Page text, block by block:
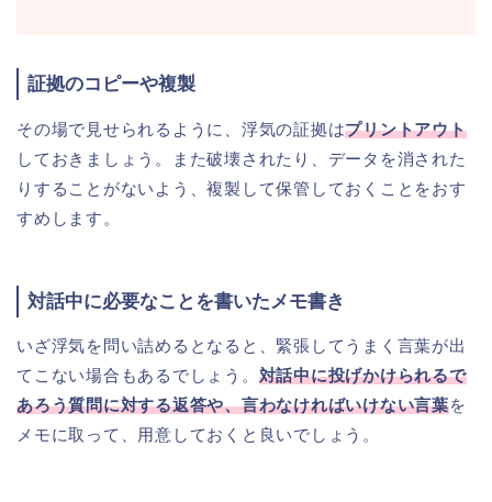
証拠のコピーや複製
その場で見せられるように、浮気の証拠はプリントアウト
しておきましょう。また破壊されたり、データを消された
りすることがないよう、複製して保管しておくことをおす
すめします。
対話中に必要なことを書いたメモ書き
いざ浮気を問い詰めるとなると、緊張してうまく言葉が出
てこない場合もあるでしょう。 対話中に投げかけられるで
あろう質問に対する返答や、言わなければいけない言葉を
メモに取って、用意しておくと良いでしょう。